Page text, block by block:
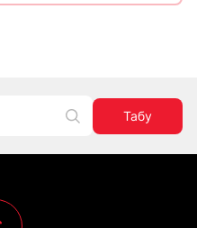
Табу